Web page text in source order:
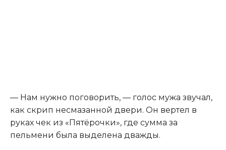
— Нам нужно поговорить, — голос мужа звучал,
как скрип несмазанной двери. Он вертел в
руках чек из «Пятёрочки», где сумма за
пельмени была выделена дважды.